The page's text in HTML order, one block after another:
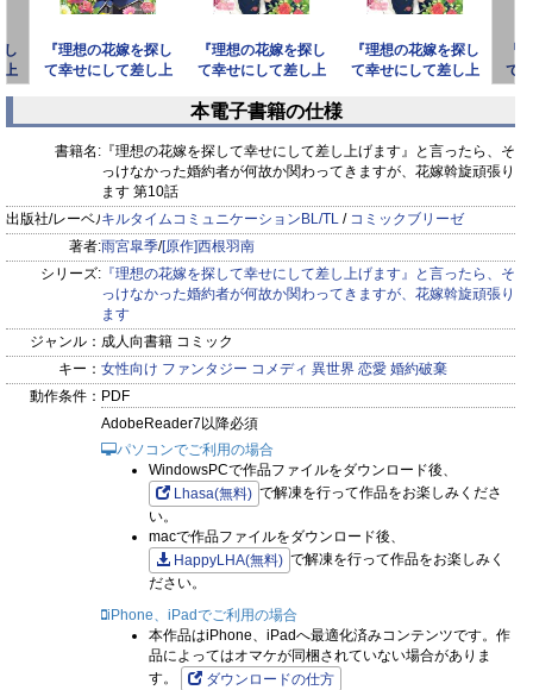
のだが──
「異世界漫画原作大賞」金賞受賞作品が待望の連載スタート！
暴走する子爵令嬢と、意地っ張りな公爵令息の織りなす婚約破
棄（？）ラブコメディ！
し
上
『理想の花嫁を探し
て幸せにして差し上
『理想の花嫁を探し
て幸せにして差し上
ら、そっ
『理想の花嫁を探し
て幸せにして差し上
『
て
prev next
本電子書籍の仕様
書籍名: 『理想の花嫁を探して幸せにして差し上げます』と言ったら、そ
っけなかった婚約者が何故か関わってきますが、花嫁斡旋頑張り
ます 第10話
出版社/レーベル:キルタイムコミュニケーションBL/TL / コミックブリーゼ
著者:雨宮皐季/[原作]西根羽南
シリーズ: 『理想の花嫁を探して幸せにして差し上げます』と言ったら、そ
っけなかった婚約者が何故か関わってきますが、花嫁斡旋頑張り
ます
ジャンル： 成人向書籍 コミック
キー： 女性向け ファンタジー コメディ 異世界 恋愛 婚約破棄
動作条件： PDF
AdobeReader7以降必須
パソコンでご利用の場合
WindowsPCで作品ファイルをダウンロード後、
Lhasa(無料) で解凍を行って作品をお楽しみくださ
い。
macで作品ファイルをダウンロード後、
HappyLHA(無料) で解凍を行って作品をお楽しみく
ださい。
iPhone、iPadでご利用の場合
本作品はiPhone、iPadへ最適化済みコンテンツです。作
品によってはオマケが同梱されていない場合がありま
す。
ダウンロードの仕方